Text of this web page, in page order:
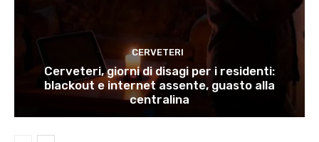
CERVETERI
Cerveteri, giorni di disagi per i residenti:
blackout e internet assente, guasto alla
centralina